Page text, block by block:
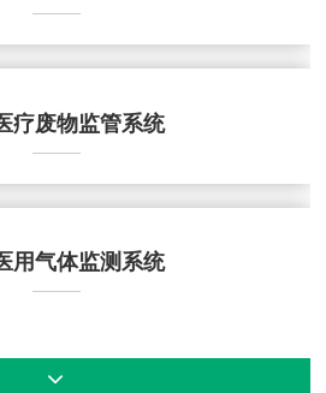
疗废物监管系统
用气体监测系统